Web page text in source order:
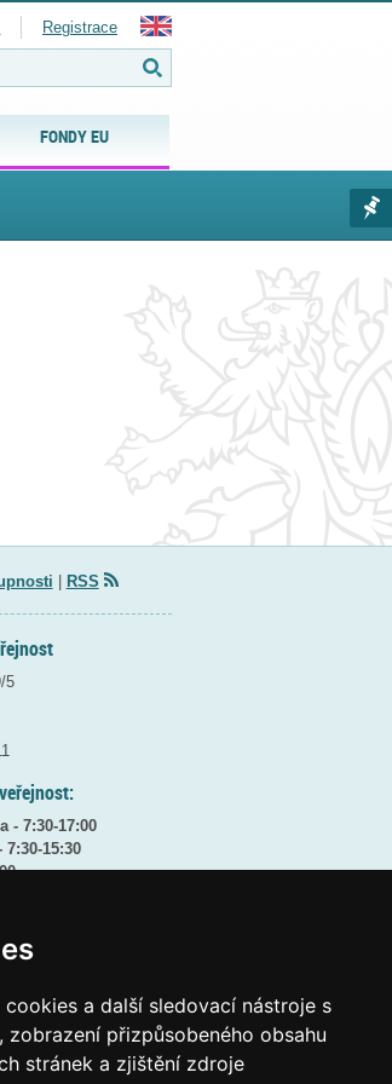
a další sledovací nástroje s
přizpůsobeného obsahu
stránek a zjištění zdroje
FONDY EU
Registrace
RSS
5
- 7:30-17:00
15:30
)
cz
vidaawt